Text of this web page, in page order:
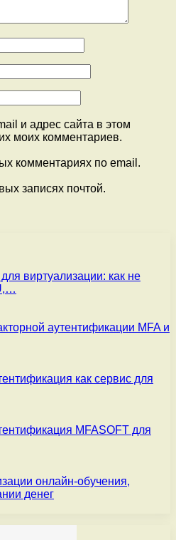
и адрес сайта в этом
моих комментариев.
комментариях по email.
записях почтой.
виртуализации: как не
аутентификации MFA и
как сервис для
MFASOFT для
онлайн-обучения,
денег